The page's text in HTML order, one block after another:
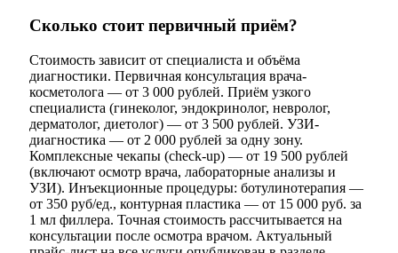
Сколько стоит первичный приём?
Стоимость зависит от специалиста и объёма
диагностики. Первичная консультация врача-
косметолога — от 3 000 рублей. Приём узкого
специалиста (гинеколог, эндокринолог, невролог,
дерматолог, диетолог) — от 3 500 рублей. УЗИ-
диагностика — от 2 000 рублей за одну зону.
Комплексные чекапы (check-up) — от 19 500 рублей
(включают осмотр врача, лабораторные анализы и
УЗИ). Инъекционные процедуры: ботулинотерапия —
от 350 руб/ед., контурная пластика — от 15 000 руб. за
1 мл филлера. Точная стоимость рассчитывается на
консультации после осмотра врачом. Актуальный